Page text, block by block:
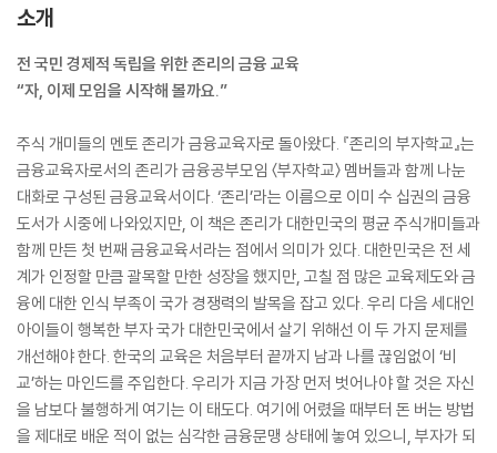
소개
전 국민 경제적 독립을 위한 존리의 금융 교육
“자, 이제 모임을 시작해 볼까요.”
주식 개미들의 멘토 존리가 금융교육자로 돌아왔다. 『존리의 부자학교』는
금융교육자로서의 존리가 금융공부모임 〈부자학교〉 멤버들과 함께 나눈
대화로 구성된 금융교육서이다. ‘존리’라는 이름으로 이미 수 십권의 금융
도서가 시중에 나와있지만, 이 책은 존리가 대한민국의 평균 주식개미들과
함께 만든 첫 번째 금융교육서라는 점에서 의미가 있다. 대한민국은 전 세
계가 인정할 만큼 괄목할 만한 성장을 했지만, 고칠 점 많은 교육제도와 금
융에 대한 인식 부족이 국가 경쟁력의 발목을 잡고 있다. 우리 다음 세대인
아이들이 행복한 부자 국가 대한민국에서 살기 위해선 이 두 가지 문제를
개선해야 한다. 한국의 교육은 처음부터 끝까지 남과 나를 끊임없이 ‘비
교’하는 마인드를 주입한다. 우리가 지금 가장 먼저 벗어나야 할 것은 자신
을 남보다 불행하게 여기는 이 태도다. 여기에 어렸을 때부터 돈 버는 방법
을 제대로 배운 적이 없는 심각한 금융문맹 상태에 놓여 있으니, 부자가 되